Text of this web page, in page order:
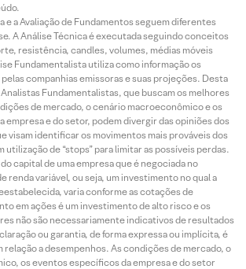
e a Avaliação de Fundamentos seguem diferentes
A Análise Técnica é executada seguindo conceitos
resistência, candles, volumes, médias móveis
Fundamentalista utiliza como informação os
companhias emissoras e suas projeções. Desta
Fundamentalistas, que buscam os melhores
de mercado, o cenário macroeconômico e os
empresa e do setor, podem divergir das opiniões dos
visam identificar os movimentos mais prováveis dos
utilização de “stops” para limitar as possíveis perdas.
capital de uma empresa que é negociada no
renda variável, ou seja, um investimento no qual a
varia conforme as cotações de
em ações é um investimento de alto risco e os
não são necessariamente indicativos de resultados
ou garantia, de forma expressa ou implícita, é
relação a desempenhos. As condições de mercado, o
os eventos específicos da empresa e do setor